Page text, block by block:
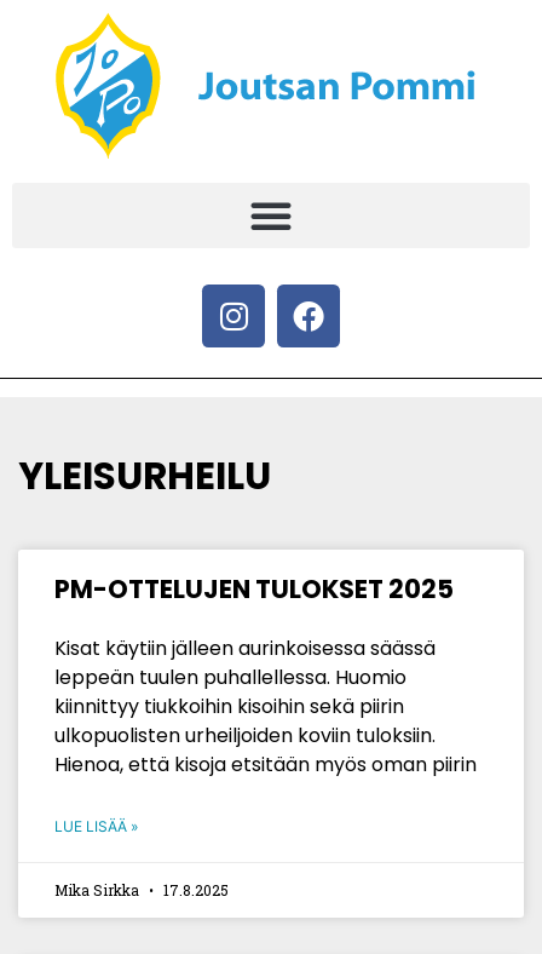
YLEISURHEILU
PM-OTTELUJEN TULOKSET 2025
Kisat käytiin jälleen aurinkoisessa säässä
leppeän tuulen puhallellessa. Huomio
kiinnittyy tiukkoihin kisoihin sekä piirin
ulkopuolisten urheiljoiden koviin tuloksiin.
Hienoa, että kisoja etsitään myös oman piirin
LUE LISÄÄ »
Mika Sirkka 17.8.2025